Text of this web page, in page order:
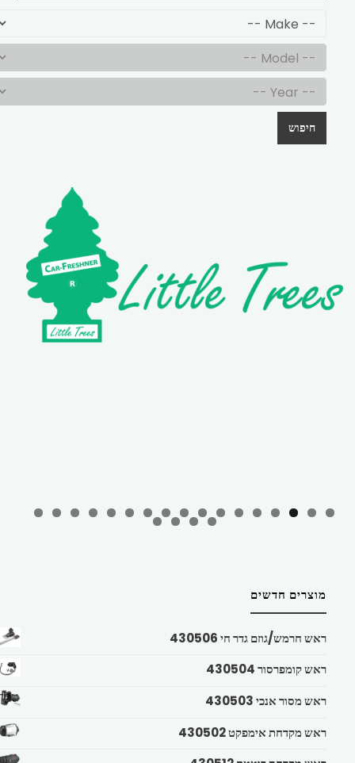
חיפוש
מוצרים חדשים
ראש חרמש/גוזם גדר חי 430506
ראש קומפרסור 430504
ראש מסור אנכי 430503
ראש מקדחת אימפקט 430502